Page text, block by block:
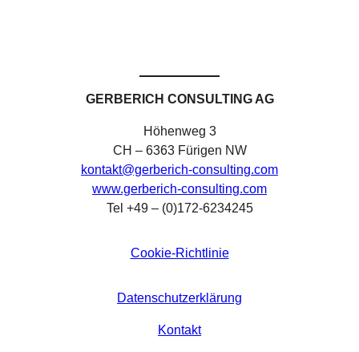
GERBERICH CONSULTING AG
Höhenweg 3
CH – 6363 Fürigen NW
kontakt@gerberich-consulting.com
www.gerberich-consulting.com
Tel +49 – (0)172-6234245
Cookie-Richtlinie
Datenschutzerklärung
Kontakt